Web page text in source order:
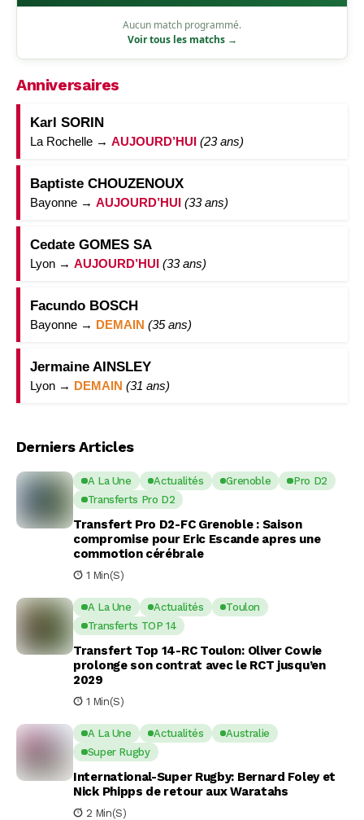
Aucun match programmé.
Voir tous les matchs →
Anniversaires
Karl SORIN
La Rochelle → AUJOURD’HUI (23 ans)
Baptiste CHOUZENOUX
Bayonne → AUJOURD’HUI (33 ans)
Cedate GOMES SA
Lyon → AUJOURD’HUI (33 ans)
Facundo BOSCH
Bayonne → DEMAIN (35 ans)
Jermaine AINSLEY
Lyon → DEMAIN (31 ans)
Derniers Articles
A La Une Actualités Grenoble
Pro D2
Transferts Pro D2
Transfert Pro D2-FC Grenoble : Saison
compromise pour Eric Escande apres une
commotion cérébrale
1 Min(s)
A La Une Actualités
Toulon
Transferts TOP 14
Transfert Top 14-RC Toulon: Oliver Cowie
prolonge son contrat avec le RCT jusqu’en
2029
1 Min(s)
A La Une Actualités
Australie
Super Rugby
International-Super Rugby: Bernard Foley et
Nick Phipps de retour aux Waratahs
2 Min(s)